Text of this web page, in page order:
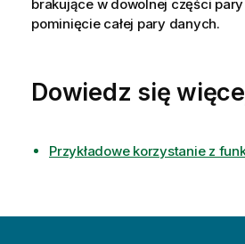
brakujące w dowolnej części
pominięcie całej pary danych.
Dowiedz się
Przykładowe korzystanie z